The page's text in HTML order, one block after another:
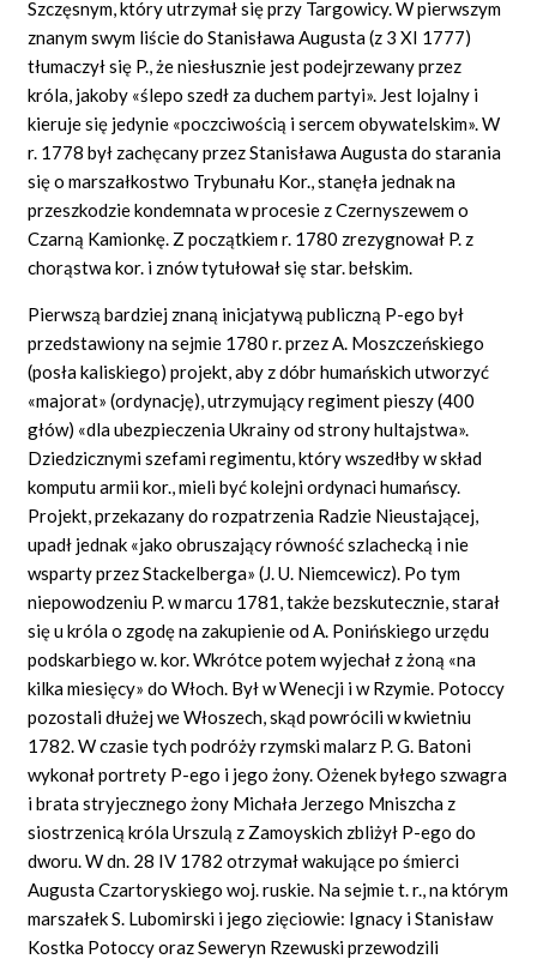
Szczęsnym, który utrzymał się przy Targowicy. W pierwszym
znanym swym liście do Stanisława Augusta (z 3 XI 1777)
tłumaczył się P., że niesłusznie jest podejrzewany przez
króla, jakoby «ślepo szedł za duchem partyi». Jest lojalny i
kieruje się jedynie «poczciwością i sercem obywatelskim». W
r. 1778 był zachęcany przez Stanisława Augusta do starania
się o marszałkostwo Trybunału Kor., stanęła jednak na
przeszkodzie kondemnata w procesie z Czernyszewem o
Czarną Kamionkę. Z początkiem r. 1780 zrezygnował P. z
chorąstwa kor. i znów tytułował się star. bełskim.
Pierwszą bardziej znaną inicjatywą publiczną P-ego był
przedstawiony na sejmie 1780 r. przez A. Moszczeńskiego
(posła kaliskiego) projekt, aby z dóbr humańskich utworzyć
«majorat» (ordynację), utrzymujący regiment pieszy (400
głów) «dla ubezpieczenia Ukrainy od strony hultajstwa».
Dziedzicznymi szefami regimentu, który wszedłby w skład
komputu armii kor., mieli być kolejni ordynaci humańscy.
Projekt, przekazany do rozpatrzenia Radzie Nieustającej,
upadł jednak «jako obruszający równość szlachecką i nie
wsparty przez Stackelberga» (J. U. Niemcewicz). Po tym
niepowodzeniu P. w marcu 1781, także bezskutecznie, starał
się u króla o zgodę na zakupienie od A. Ponińskiego urzędu
podskarbiego w. kor. Wkrótce potem wyjechał z żoną «na
kilka miesięcy» do Włoch. Był w Wenecji i w Rzymie. Potoccy
pozostali dłużej we Włoszech, skąd powrócili w kwietniu
1782. W czasie tych podróży rzymski malarz P. G. Batoni
wykonał portrety P-ego i jego żony. Ożenek byłego szwagra
i brata stryjecznego żony Michała Jerzego Mniszcha z
siostrzenicą króla Urszulą z Zamoyskich zbliżył P-ego do
dworu. W dn. 28 IV 1782 otrzymał wakujące po śmierci
Augusta Czartoryskiego woj. ruskie. Na sejmie t. r., na którym
marszałek S. Lubomirski i jego zięciowie: Ignacy i Stanisław
Kostka Potoccy oraz Seweryn Rzewuski przewodzili